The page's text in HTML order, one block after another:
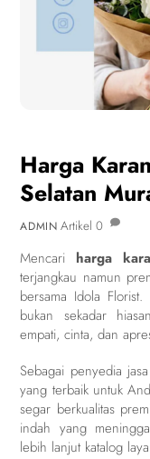
Harga
Selatan
ADMIN Artikel 0
Mencari harga
terjangkau namun
bersama Idola
bukan sekadar
empati, cinta, dan
Sebagai penyedia
yang terbaik untuk
segar berkualitas
indah yang
lebih lanjut katalog